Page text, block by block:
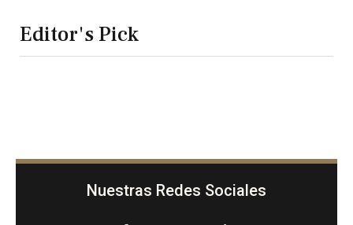
Editor's Pick
Nuestras Redes Sociales